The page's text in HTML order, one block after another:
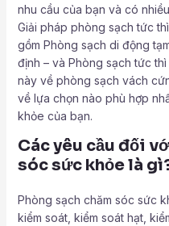
nhu cầu của bạn và có
Giải pháp phòng sạch tức
gồm Phòng sạch di động
định – và Phòng sạch tức
này về phòng sạch vách
về lựa chọn nào phù hợp
khỏe của bạn.
‍Các yêu cầu đối
sóc sức khỏe là
Phòng sạch chăm sóc sức
kiểm soát, kiểm soát hạt,